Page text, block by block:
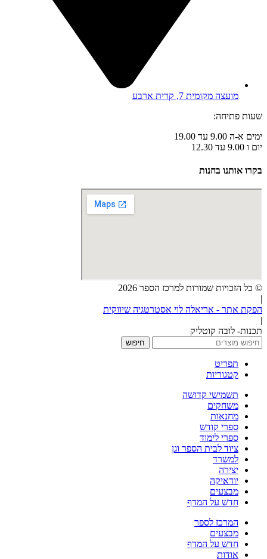
מועצה מקומית 7, קרית ארבע
שעות פתיחה:
ימים א-ה 9.00 עד 19.00
יום ו 9.00 עד 12.30
בקרו אותנו בחנות
© כל הזכויות שמורות למרכז הספר 2026
|
הפקת אתר - אריאלה לוי אסטרטגיה שיווקית
|
תכנות- לובה קוטליק
חיפוש
תפריט
קטגוריות
תשמישי קדושה
משחקים
מחנאות
ספרי קודש
ספרי לימוד
ציוד לבית הספר וגן
למשרד
יצירה
יודאיקה
מבצעים
חדש על המדף
המרכז לספר
מבצעים
חדש על המדף
אודות